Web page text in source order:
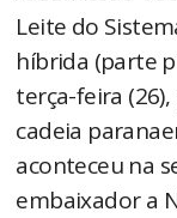
Leite do
híbrida (parte
terça-feira
cadeia
aconteceu na
embaixador a